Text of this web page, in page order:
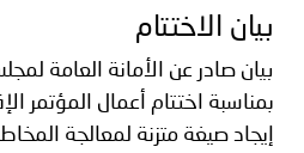
بيان الاختتام
بيان صادر عن الأمانة العامة
بمناسبة اختتام أعمال المؤتمر
إيجاد صيغة متزنة لمعالجة